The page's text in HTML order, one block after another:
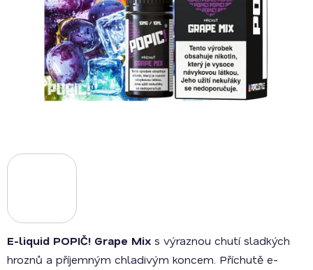
E-liquid POPIČ! Grape Mix s výraznou chutí sladkých
hroznů a příjemným chladivým koncem. Příchutě e-